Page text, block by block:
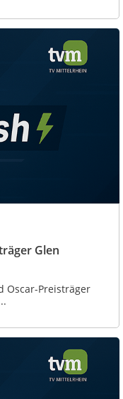
Glen
Oscar-Preisträger